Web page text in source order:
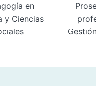
en
y Ciencias